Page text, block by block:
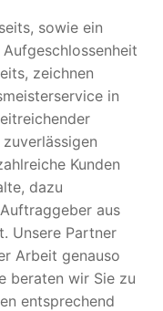
sowie ein
zeichnen
in
Kunden
dazu
aus
Unsere Partner
Arbeit genauso
beraten wir Sie zu
entsprechend